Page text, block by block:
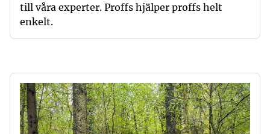
till våra experter. Proffs hjälper proffs helt
enkelt.